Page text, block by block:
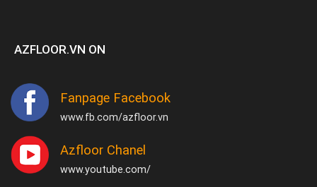
AZFLOOR.VN ON
Fanpage Facebook
www.fb.com/azfloor.vn
Azfloor Chanel
www.youtube.com/